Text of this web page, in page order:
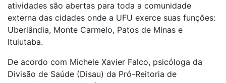
atividades são abertas para toda a comunidade
externa das cidades onde a UFU exerce suas funções:
Uberlândia, Monte Carmelo, Patos de Minas e
Ituiutaba.
De acordo com Michele Xavier Falco, psicóloga da
Divisão de Saúde (Disau) da Pró-Reitoria de